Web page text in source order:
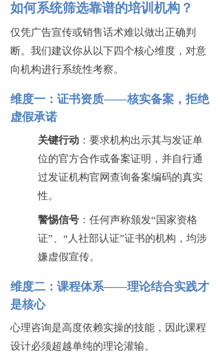
如何系统筛选靠谱的培训机构？
仅凭广告宣传或销售话术难以做出正确判
断。我们建议你从以下四个核心维度，对意
向机构进行系统性考察。
维度一：证书资质——核实备案，拒绝
虚假承诺
关键行动 ：要求机构出示其与发证单
位的官方合作或备案证明，并自行通
过发证机构官网查询备案编码的真实
性。
警惕信号 ：任何声称颁发“国家资格
证”、“人社部认证”证书的机构，均涉
嫌虚假宣传。
维度二：课程体系——理论结合实践才
是核心
心理咨询是高度依赖实操的技能，因此课程
设计必须超越单纯的理论灌输。